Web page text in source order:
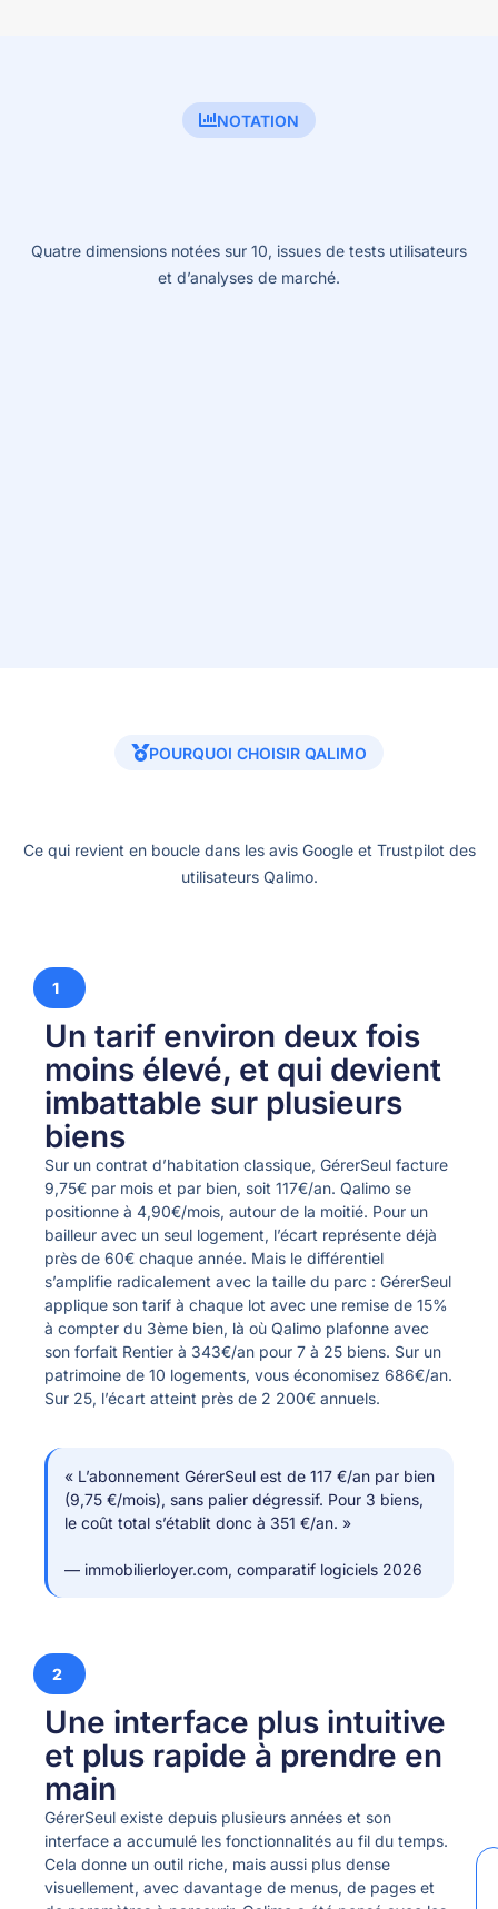
NOTATION
Quatre dimensions notées sur 10, issues de tests utilisateurs
et d’analyses de marché.
POURQUOI CHOISIR QALIMO
Ce qui revient en boucle dans les avis Google et Trustpilot des
utilisateurs Qalimo.
1
Un tarif environ deux fois
moins élevé, et qui devient
imbattable sur plusieurs
biens
Sur un contrat d’habitation classique, GérerSeul facture
9,75€ par mois et par bien, soit 117€/an. Qalimo se
positionne à 4,90€/mois, autour de la moitié. Pour un
bailleur avec un seul logement, l’écart représente déjà
près de 60€ chaque année. Mais le différentiel
s’amplifie radicalement avec la taille du parc : GérerSeul
applique son tarif à chaque lot avec une remise de 15%
à compter du 3ème bien, là où Qalimo plafonne avec
son forfait Rentier à 343€/an pour 7 à 25 biens. Sur un
patrimoine de 10 logements, vous économisez 686€/an.
Sur 25, l’écart atteint près de 2 200€ annuels.
« L’abonnement GérerSeul est de 117 €/an par bien
(9,75 €/mois), sans palier dégressif. Pour 3 biens,
le coût total s’établit donc à 351 €/an. »
— immobilierloyer.com, comparatif logiciels 2026
2
Une interface plus intuitive
et plus rapide à prendre en
main
GérerSeul existe depuis plusieurs années et son
interface a accumulé les fonctionnalités au fil du temps.
Cela donne un outil riche, mais aussi plus dense
visuellement, avec davantage de menus, de pages et